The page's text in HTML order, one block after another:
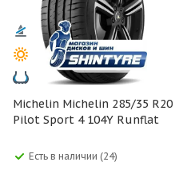
Michelin Michelin 285/35 R20
Pilot Sport 4 104Y Runflat
Есть в наличии (24)